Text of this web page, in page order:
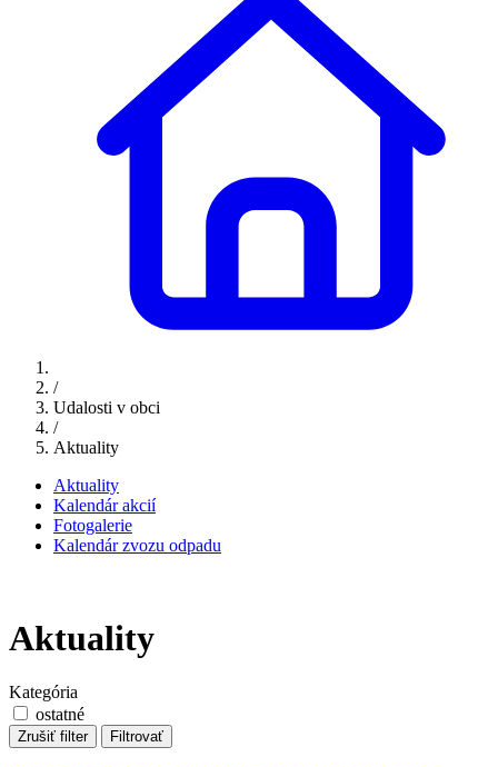
/
Udalosti v obci
/
Aktuality
Aktuality
Kalendár akcií
Fotogalerie
Kalendár zvozu odpadu
Aktuality
Kategória
ostatné
Zrušiť filter Filtrovať